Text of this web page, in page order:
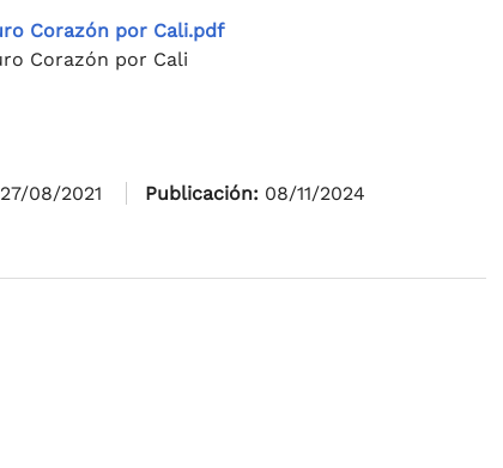
Corazón por Cali.pdf
Corazón por Cali
27/08/2021 Publicación: 08/11/2024